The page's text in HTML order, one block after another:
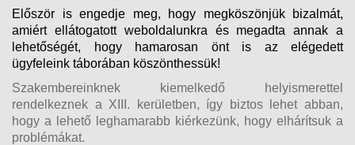
Először is engedje meg, hogy megköszönjük bizalmát,
amiért ellátogatott weboldalunkra és megadta annak a
lehetőségét, hogy hamarosan önt is az elégedett
ügyfeleink táborában köszönthessük!
Szakembereinknek kiemelkedő helyismerettel
rendelkeznek a XIII. kerületben, így biztos lehet abban,
hogy a lehető leghamarabb kiérkezünk, hogy elhárítsuk a
problémákat.